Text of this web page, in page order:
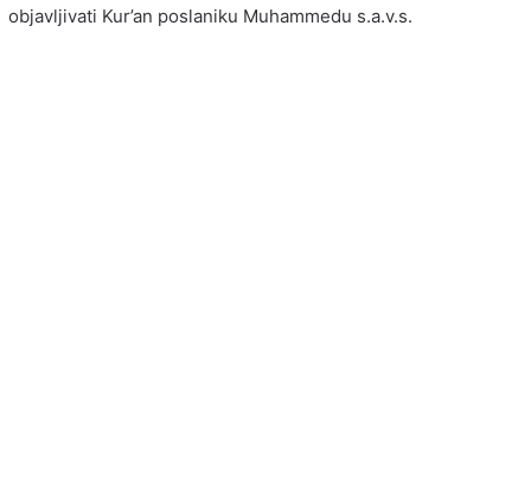
objavljivati Kur’an poslaniku Muhammedu s.a.v.s.